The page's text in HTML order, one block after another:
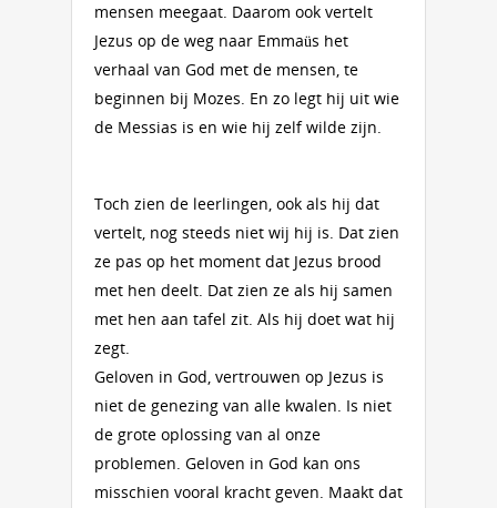
mensen meegaat. Daarom ook vertelt
Jezus op de weg naar Emmaüs het
verhaal van God met de mensen, te
beginnen bij Mozes. En zo legt hij uit wie
de Messias is en wie hij zelf wilde zijn.
Toch zien de leerlingen, ook als hij dat
vertelt, nog steeds niet wij hij is. Dat zien
ze pas op het moment dat Jezus brood
met hen deelt. Dat zien ze als hij samen
met hen aan tafel zit. Als hij doet wat hij
zegt.
Geloven in God, vertrouwen op Jezus is
niet de genezing van alle kwalen. Is niet
de grote oplossing van al onze
problemen. Geloven in God kan ons
misschien vooral kracht geven. Maakt dat